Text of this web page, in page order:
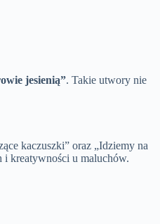
jesienią”. Takie utwory nie
kaczuszki” oraz „Idziemy na
i kreatywności u maluchów.